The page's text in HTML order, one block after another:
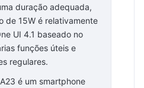
duração adequada,
de 15W é relativamente
UI 4.1 baseado no
funções úteis e
regulares.
é um smartphone